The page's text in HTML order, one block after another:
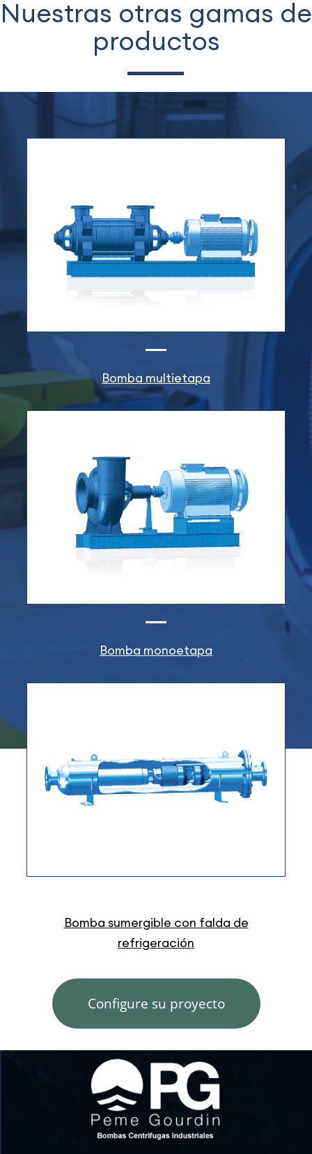
Nuestras otras gamas de
productos
Bomba multietapa
Bomba monoetapa
Bomba sumergible con falda de
refrigeración
Configure su proyecto